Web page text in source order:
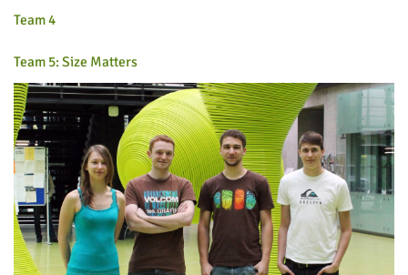
Team 4
Team 5: Size Matters